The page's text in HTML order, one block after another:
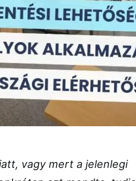
vagy mert a jelenlegi